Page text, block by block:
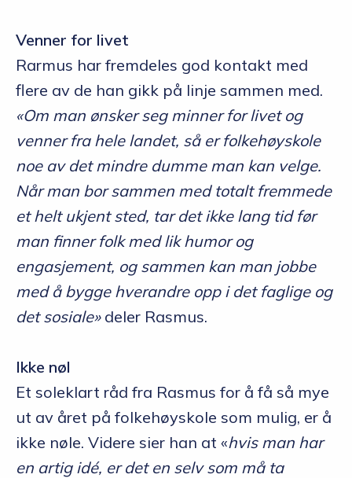
Venner for livet
Rarmus har fremdeles god kontakt med
flere av de han gikk på linje sammen med.
«Om man ønsker seg minner for livet og
venner fra hele landet, så er folkehøyskole
noe av det mindre dumme man kan velge.
Når man bor sammen med totalt fremmede
et helt ukjent sted, tar det ikke lang tid før
man finner folk med lik humor og
engasjement, og sammen kan man jobbe
med å bygge hverandre opp i det faglige og
det sosiale»deler Rasmus.
Ikke nøl
Et soleklart råd fra Rasmus for å få så mye
ut av året på folkehøyskole som mulig, er å
ikke nøle. Videre sier han at «hvis man har
en artig idé, er det en selv som må ta